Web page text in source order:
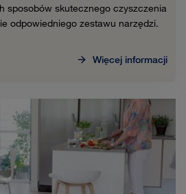
sposobów skutecznego czyszczenia
odpowiedniego zestawu narzędzi.
Więcej informacji